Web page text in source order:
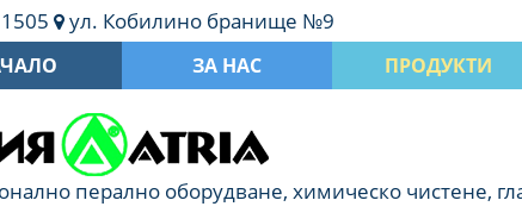
ул. Кобилино бранище №9
ЗА НАС ПРОДУКТИ
перално оборудване, химическо чистене,